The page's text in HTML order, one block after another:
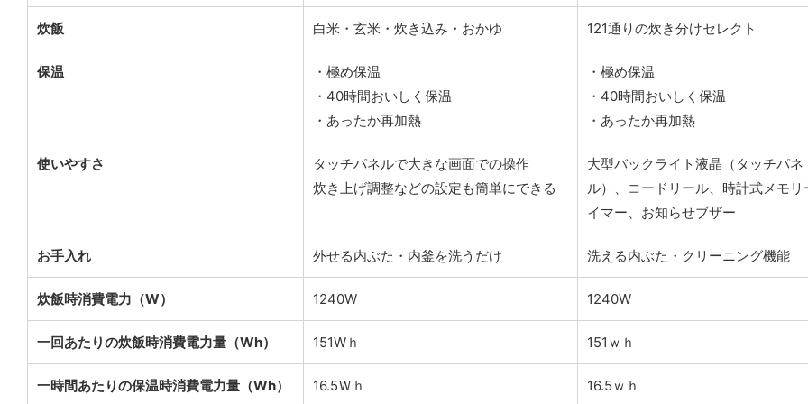
炊飯 白米・玄米・炊き込み・おかゆ 121通りの炊き分けセレクト
保温
・極め保温
・40時間おいしく保温
・あったか再加熱
・極め保温
・40時間おいしく保温
・あったか再加熱
使いやすさ
タッチパネルで大きな画面での操作
炊き上げ調整などの設定も簡単にできる
大型バックライト液晶（タッチパネ
ル）、コードリール、時計式メモリ
イマー、お知らせブザー
お手入れ 外せる内ぶた・内釜を洗うだけ 洗える内ぶた・クリーニング機能
炊飯時消費電力（W） 1240W 1240W
一回あたりの炊飯時消費電力量（Wh） 151Wｈ 151ｗｈ
一時間あたりの保温時消費電力量（Wh） 16.5Ｗｈ 16.5ｗｈ